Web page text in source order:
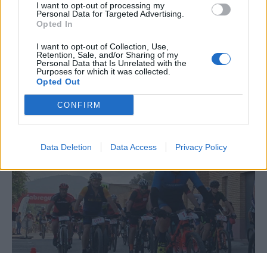
I want to opt-out of processing my
Personal Data for Targeted Advertising.
Opted In
I want to opt-out of Collection, Use,
Retention, Sale, and/or Sharing of my
Personal Data that Is Unrelated with the
Purposes for which it was collected.
Opted Out
CONFIRM
Data Deletion Data Access Privacy Policy
La Cursa de l’Aldea segona d’etiqueta d’or de la
Running Sèries Terres de l’Ebre